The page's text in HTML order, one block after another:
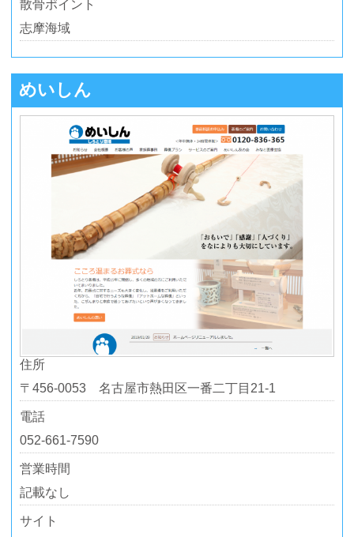
散骨ポイント
志摩海域
めいしん
住所
〒456-0053 名古屋市熱田区一番二丁目21-1
電話
052-661-7590
営業時間
記載なし
サイト